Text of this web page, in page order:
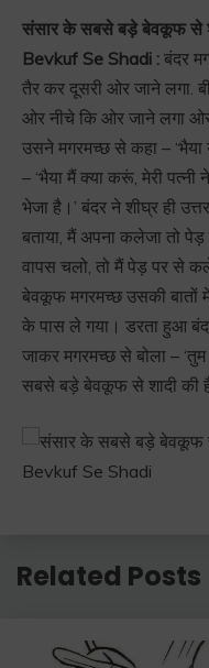
संसार के सबसे बड़े बेवकूफ से
Bevkuf Se Shadi : बंदर
तैर कर दूसरी ओर जाने लगा.
ओर नीचे कि ओर जाने लगा
उसने मगरमच्छ से कहा – ‘भैया
– ‘भैया मैं क्या करूं, मेरी
भेजा है।’ बंदर ने शीघ्र ही
बताया, मैं अपना कलेजा तो
वापस चलो, तो मैं पेड़ पर से
बेवकूफ मगरमच्छ उसकी बातों
के पास ले गया। डरता हुआ
जाकर मगरमच्छ से बोला –
सबसे बड़े बेवकूफ से शादी की
Related Posts